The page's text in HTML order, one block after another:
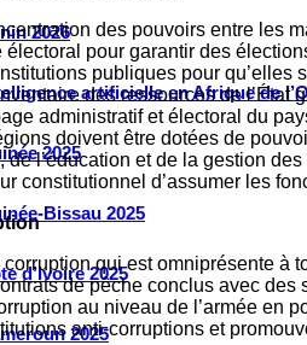
2026
artificielle en Afrique de
2025
Bissau 2025
d’Ivoire 2025
2025
des pouvoirs entre les
électoral pour garantir des
publiques pour qu’elles
des ressources de l’État
administratif et électoral du
doivent être dotées de
de l’éducation et de la gestion
constitutionnel d’assumer les
qui est omniprésente à
de pêche conclus avec
au niveau de l’armée en
anti-corruptions et